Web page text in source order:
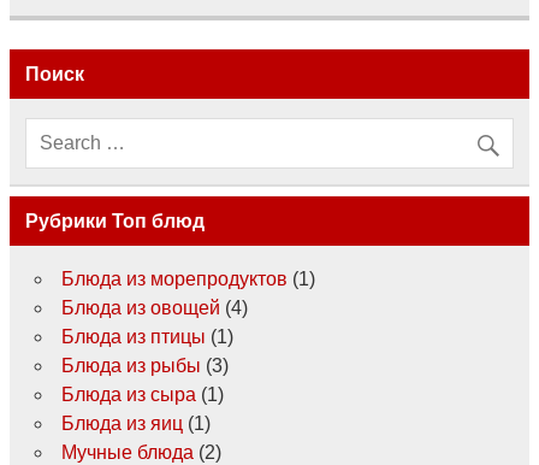
Поиск
Рубрики Топ блюд
Блюда из морепродуктов (1)
Блюда из овощей (4)
Блюда из птицы (1)
Блюда из рыбы (3)
Блюда из сыра(1)
Блюда из яиц(1)
Мучные блюда(2)